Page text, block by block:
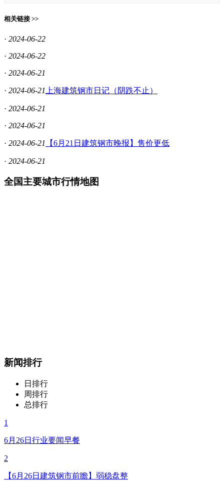
相关链接 >>
· 2024-06-22
· 2024-06-22
· 2024-06-21
· 2024-06-21 上海建筑钢市日记（阴跌不止）
· 2024-06-21
· 2024-06-21
· 2024-06-21 【6月21日建筑钢市晚报】售价更低
· 2024-06-21
全国主要城市行情地图
新闻排行
日排行
周排行
总排行
1
6月26日行业要闻早餐
2
【6月26日建筑钢市前瞻】弱稳盘整